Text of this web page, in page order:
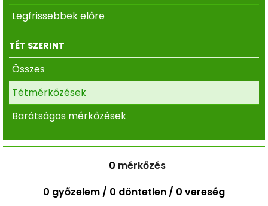
Legfrissebbek előre
TÉT SZERINT
Összes
Tétmérkőzések
Barátságos mérkőzések
0 mérkőzés
0 győzelem / 0 döntetlen / 0 vereség